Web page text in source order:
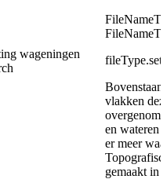
wageningen
vlakken
en wateren
er meer
gemaakt in